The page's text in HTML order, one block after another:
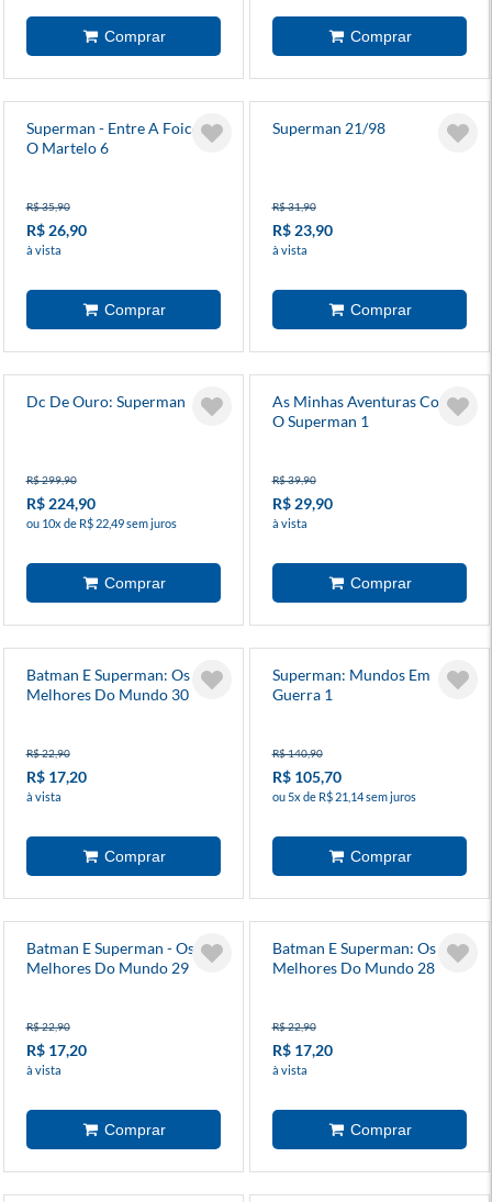
Superman - Entre A Foice E
O Martelo 6
R$ 35,90
R$ 26,90
à vista
Superman 21/98
R$ 31,90
R$ 23,90
à vista
Dc De Ouro: Superman
R$ 299,90
R$ 224,90
ou 10x de R$ 22,49 sem juros
As Minhas Aventuras Com
O Superman 1
R$ 39,90
R$ 29,90
à vista
Batman E Superman: Os
Melhores Do Mundo 30
R$ 22,90
R$ 17,20
à vista
Superman: Mundos Em
Guerra 1
R$ 140,90
R$ 105,70
ou 5x de R$ 21,14 sem juros
Batman E Superman - Os
Melhores Do Mundo 29
R$ 22,90
R$ 17,20
à vista
Batman E Superman: Os
Melhores Do Mundo 28
R$ 22,90
R$ 17,20
à vista